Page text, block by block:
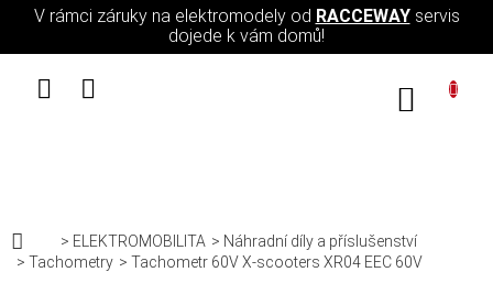
Přejít na obsah
V rámci záruky na elektromodely od RACCEWAYservis
dojede k vám domů!
Domů
ELEKTROMOBILITA
Náhradní díly a příslušenství
Tachometry
Tachometr 60V X-scooters XR04 EEC 60V